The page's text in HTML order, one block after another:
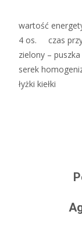
wartość
4 os. czas
zielony –
serek
łyżki kiełki